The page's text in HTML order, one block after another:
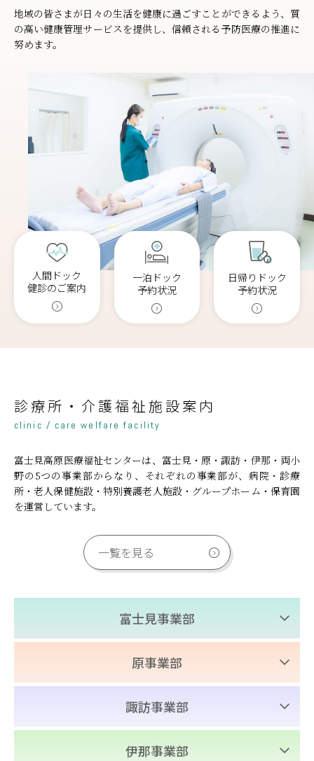
地域の皆さまが日々の生活を健康に過ごすことができるよう、質
の高い健康管理サービスを提供し、信頼される予防医療の推進に
努めます。
人間ドック
健診のご案内
一泊ドック
予約状況
日帰りドック
予約状況
診療所・介護福祉施設案内
clinic / care welfare facility
富士見高原医療福祉センターは、富士見・原・諏訪・伊那・両小
野の5つの事業部からなり、それぞれの事業部が、病院・診療
所・老人保健施設・特別養護老人施設・グループホーム・保育園
を運営しています。
一覧を見る
富士見事業部
老人保健施設あららぎ
原事業部
老人保健施設さくらの
諏訪事業部
伊那事業部